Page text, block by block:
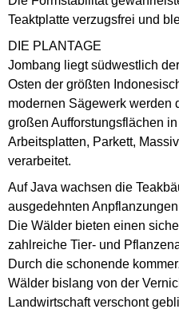
Teaktplatte verzugsfrei und
DIE PLANTAGE
Jombang liegt südwestlich
Osten der größten
modernen Sägewerk werden
großen Aufforstungsflächen
Arbeitsplatten, Parkett,
verarbeitet.
Auf Java wachsen die
ausgedehnten
Die Wälder bieten einen
zahlreiche Tier- und
Durch die schonende
Wälder bislang von der
Landwirtschaft verschont